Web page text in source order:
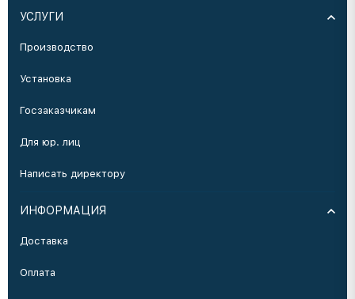
УСЛУГИ
Производство
Установка
Госзаказчикам
Для юр. лиц
Написать директору
ИНФОРМАЦИЯ
Доставка
Оплата